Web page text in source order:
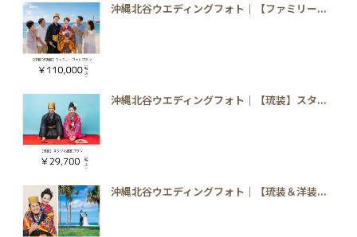
沖縄北谷ウエディングフォト｜【ファミリー...
沖縄北谷ウエディングフォト｜【琉装】スタ...
沖縄北谷ウエディングフォト｜【琉装＆洋装...